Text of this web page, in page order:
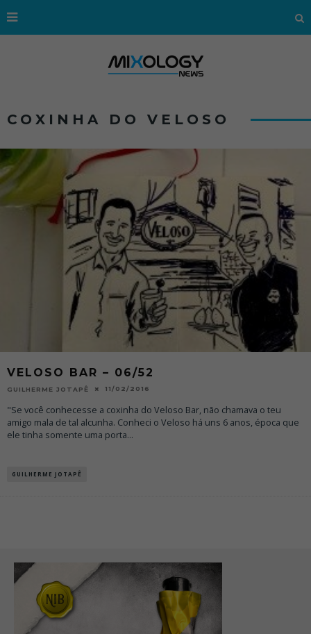
COXINHA DO VELOSO
VELOSO BAR – 06/52
GUILHERME JOTAPÊ 11/02/2016
"Se você conhecesse a coxinha do Veloso Bar, não chamava o teu
amigo mala de tal alcunha. Conheci o Veloso há uns 6 anos, época que
ele tinha somente uma porta...
GUILHERME JOTAPÊ